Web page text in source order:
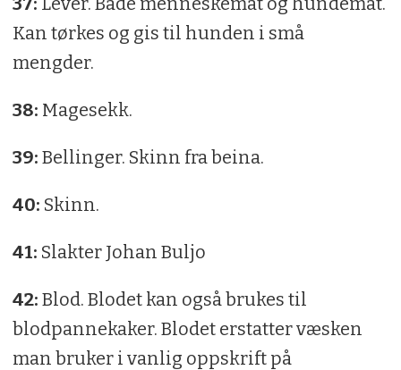
Kan tørkes og gis til hunden i små
mengder.
38: Magesekk.
39: Bellinger. Skinn fra beina.
40: Skinn.
41: Slakter Johan Buljo
42: Blod. Blodet kan også brukes til
blodpannekaker. Blodet erstatter væsken
man bruker i vanlig oppskrift på